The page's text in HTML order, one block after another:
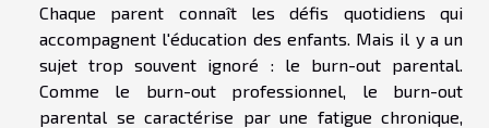
Chaque parent connaît les défis quotidiens qui
accompagnent l'éducation des enfants. Mais il y a un
sujet trop souvent ignoré : le burn-out parental.
Comme le burn-out professionnel, le burn-out
parental se caractérise par une fatigue chronique,